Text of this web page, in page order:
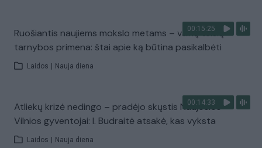
00:15:25
Ruošiantis naujiems mokslo metams – vaikų teisių
tarnybos primena: štai apie ką būtina pasikalbėti
Laidos Nauja diena
00:14:33
Atliekų krizė nedingo – pradėjo skųstis Naujosios
Vilnios gyventojai: I. Budraitė atsakė, kas vyksta
Laidos Nauja diena